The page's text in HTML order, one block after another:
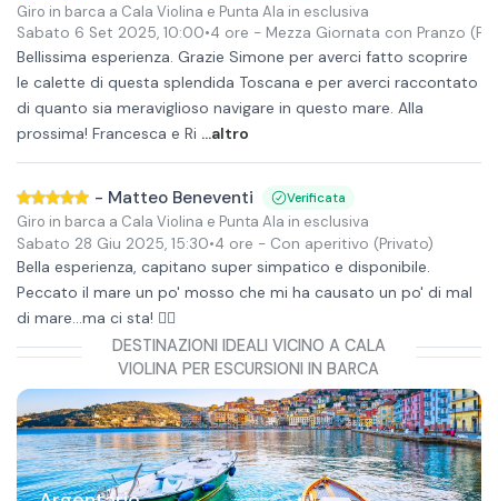
Giro in barca a Cala Violina e Punta Ala in esclusiva
Sabato 6 Set 2025, 10:00•4 ore - Mezza Giornata con Pranzo
Bellissima esperienza. Grazie Simone per averci fatto scoprire
le calette di questa splendida Toscana e per averci raccontato
di quanto sia meraviglioso navigare in questo mare. Alla
prossima! Francesca e Ri ...altro
- Matteo Beneventi Verificata
Giro in barca a Cala Violina e Punta Ala in esclusiva
Sabato 28 Giu 2025, 15:30•4 ore - Con aperitivo (Privato)
Bella esperienza, capitano super simpatico e disponibile.
Peccato il mare un po' mosso che mi ha causato un po' di mal
di mare...ma ci sta! 👍🏻
DESTINAZIONI IDEALI VICINO A CALA
VIOLINA PER ESCURSIONI IN BARCA